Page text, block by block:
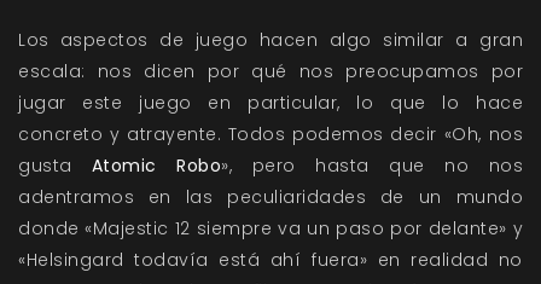
Los aspectos de juego hacen algo similar a gran
escala: nos dicen por qué nos preocupamos por
jugar este juego en particular, lo que lo hace
concreto y atrayente. Todos podemos decir «Oh, nos
gusta Atomic Robo», pero hasta que no nos
adentramos en las peculiaridades de un mundo
donde «Majestic 12 siempre va un paso por delante» y
«Helsingard todavía está ahí fuera» en realidad no